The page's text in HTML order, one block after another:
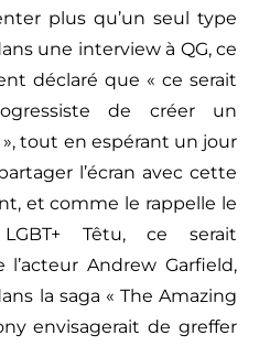
plus qu’un seul type
une interview à QG, ce
déclaré que « ce serait
de créer un
tout en espérant un jour
l’écran avec cette
et comme le rappelle le
Têtu, ce serait
Andrew Garfield,
la saga « The Amazing
envisagerait de greffer